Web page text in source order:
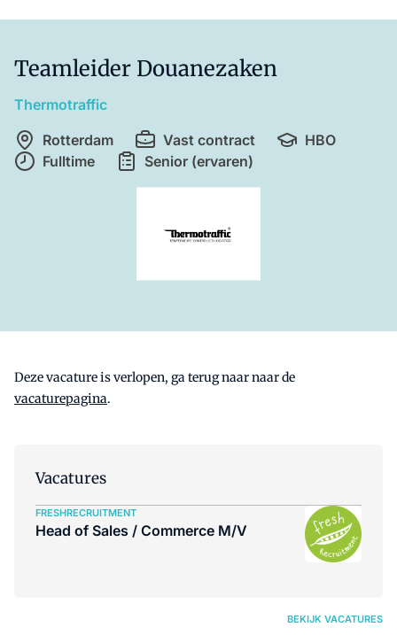
Teamleider Douanezaken
Thermotraffic
Rotterdam
Vast contract
HBO
Fulltime
Senior (ervaren)
Deze vacature is verlopen, ga terug naar naar de
vacaturepagina.
Vacatures
FRESHRECRUITMENT
Head of Sales / Commerce M/V
BEKIJK VACATURES